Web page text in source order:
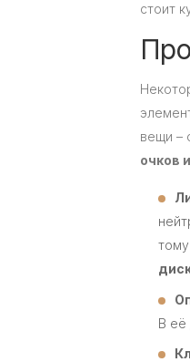
стоит
вещи –
очков
В её